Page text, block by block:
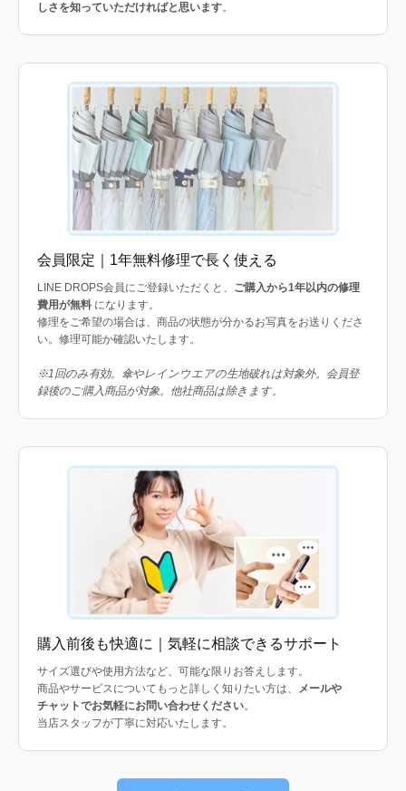
しさを知っていただければと思います。
会員限定｜1年無料修理で長く使える
LINE DROPS会員にご登録いただくと、 ご購入から1年以内の修理
費用が無料 になります。
修理をご希望の場合は、商品の状態が分かるお写真をお送りくださ
い。修理可能か確認いたします。
※1回のみ有効。傘やレインウエアの生地破れは対象外。会員登
録後のご購入商品が対象。他社商品は除きます。
購入前後も快適に｜気軽に相談できるサポート
サイズ選びや使用方法など、可能な限りお答えします。
商品やサービスについてもっと詳しく知りたい方は、 メールや
チャットでお気軽にお問い合わせください。
当店スタッフが丁寧に対応いたします。